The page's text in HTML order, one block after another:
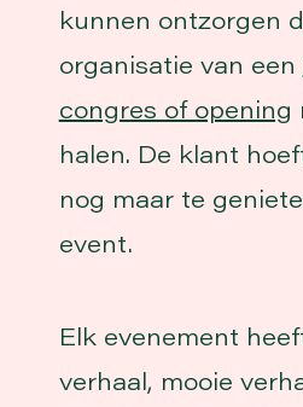
kunnen ontzorgen
organisatie van een
congres of opening
halen. De klant
nog maar te
event.
Elk evenement
verhaal, mooie